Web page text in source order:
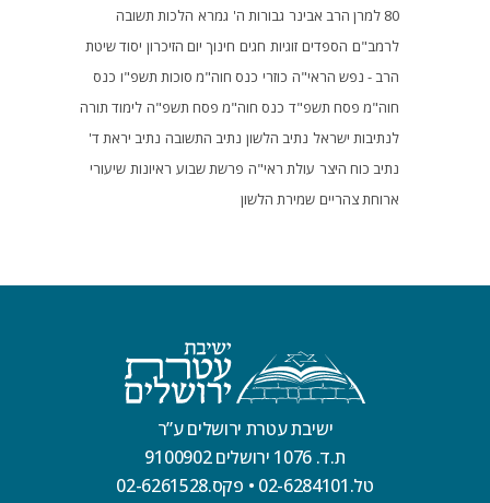
80 למרן הרב אבינר גבורות ה' גמרא הלכות תשובה
לרמב"ם הספדים זוגיות חגים חינוך יום הזיכרון יסוד שיטת
הרב - נפש הראי"ה כוזרי כנס חוה"מ סוכות תשפ"ו כנס
חוה"מ פסח תשפ"ד כנס חוה"מ פסח תשפ"ה לימוד תורה
לנתיבות ישראל נתיב הלשון נתיב התשובה נתיב יראת ד'
נתיב כוח היצר עולת ראי"ה פרשת שבוע ראיונות שיעורי
ארוחת צהריים שמירת הלשון
ישיבת עטרת ירושלים ע”ר
ת.ד. 1076 ירושלים 9100902
טל.02-6284101
• פקס.02-6261528